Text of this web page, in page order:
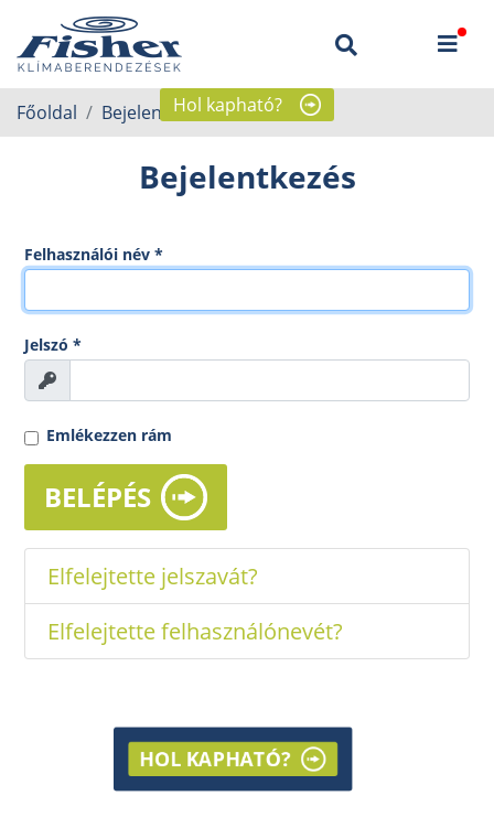
Hol kapható?
Főoldal Bejelentkezés
Bejelentkezés
Felhasználói név *
Jelszó *
Megnézem
Emlékezzen rám
BELÉPÉS
Elfelejtette jelszavát?
Elfelejtette felhasználónevét?
HOL KAPHATÓ?